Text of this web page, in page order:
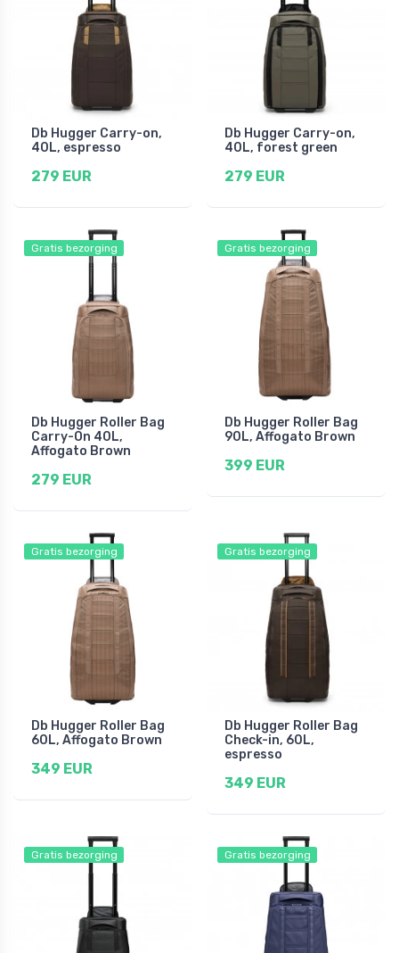
Db Hugger Carry-on,
40L, espresso
279 EUR
Db Hugger Carry-on,
40L, forest green
279 EUR
Gratis bezorging
Db Hugger Roller Bag
Carry-On 40L,
Affogato Brown
279 EUR
Gratis bezorging
Db Hugger Roller Bag
90L, Affogato Brown
399 EUR
Gratis bezorging
Db Hugger Roller Bag
60L, Affogato Brown
349 EUR
Gratis bezorging
Db Hugger Roller Bag
Check-in, 60L,
espresso
349 EUR
Gratis bezorging Gratis bezorging